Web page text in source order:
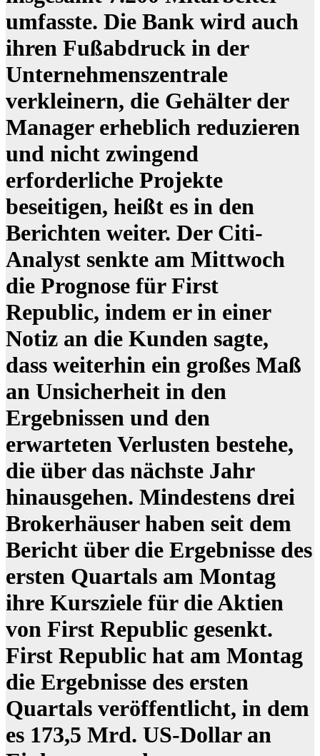
umfasste. Die Bank wird auch
ihren Fußabdruck in der
Unternehmenszentrale
verkleinern, die Gehälter der
Manager erheblich reduzieren
und nicht zwingend
erforderliche Projekte
beseitigen, heißt es in den
Berichten weiter. Der Citi-
Analyst senkte am Mittwoch
die Prognose für First
Republic, indem er in einer
Notiz an die Kunden sagte,
dass weiterhin ein großes Maß
an Unsicherheit in den
Ergebnissen und den
erwarteten Verlusten bestehe,
die über das nächste Jahr
hinausgehen. Mindestens drei
Brokerhäuser haben seit dem
Bericht über die Ergebnisse des
ersten Quartals am Montag
ihre Kursziele für die Aktien
von First Republic gesenkt.
First Republic hat am Montag
die Ergebnisse des ersten
Quartals veröffentlicht, in dem
es 173,5 Mrd. US-Dollar an